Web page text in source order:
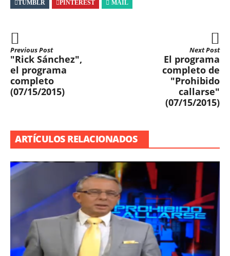
TUMBLR
PINTEREST MAIL
Previous Post
"Rick Sánchez",
el programa
completo
(07/15/2015)
Next Post
El programa
completo de
"Prohibido
callarse"
(07/15/2015)
ARTÍCULOS RELACIONADOS